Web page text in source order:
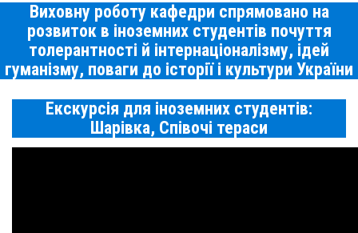
Виховну роботу кафедри спрямовано на
розвиток в іноземних студентів почуття
толерантності й інтернаціоналізму, ідей
гуманізму, поваги до історії і культури України
Екскурсія для іноземних студентів:
Шарівка, Співочі тераси